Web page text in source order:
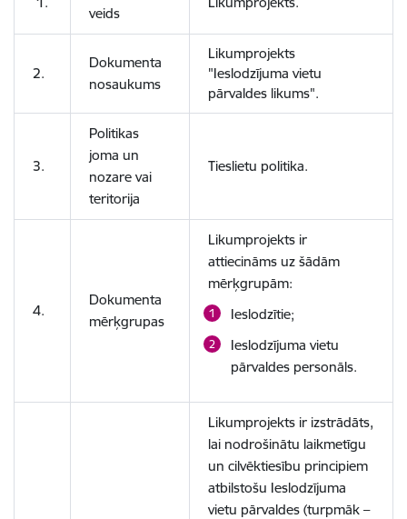
veids
2.
Dokumenta
nosaukums
Likumprojekts
"Ieslodzījuma vietu
pārvaldes likums".
3.
Politikas
joma un
nozare vai
teritorija
Tieslietu politika.
4.
Dokumenta
mērķgrupas
Likumprojekts ir
attiecināms uz šādām
mērķgrupām:
Ieslodzītie;
Ieslodzījuma vietu
pārvaldes personāls.
Likumprojekts ir izstrādāts,
lai nodrošinātu laikmetīgu
un cilvēktiesību principiem
atbilstošu Ieslodzījuma
vietu pārvaldes (turpmāk –